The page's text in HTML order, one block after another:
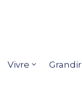
Vivre Grandir